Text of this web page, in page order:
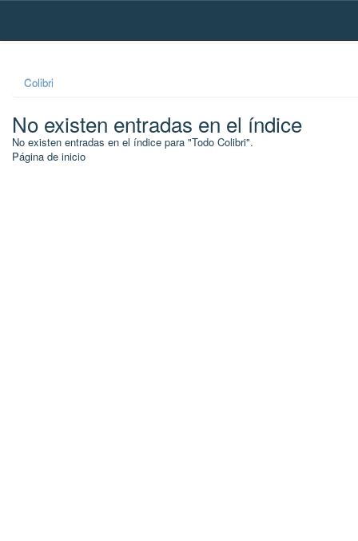
Skip
Colibri
No existen entradas en el índice
No existen entradas en el índice para "Todo Colibri".
Página de inicio